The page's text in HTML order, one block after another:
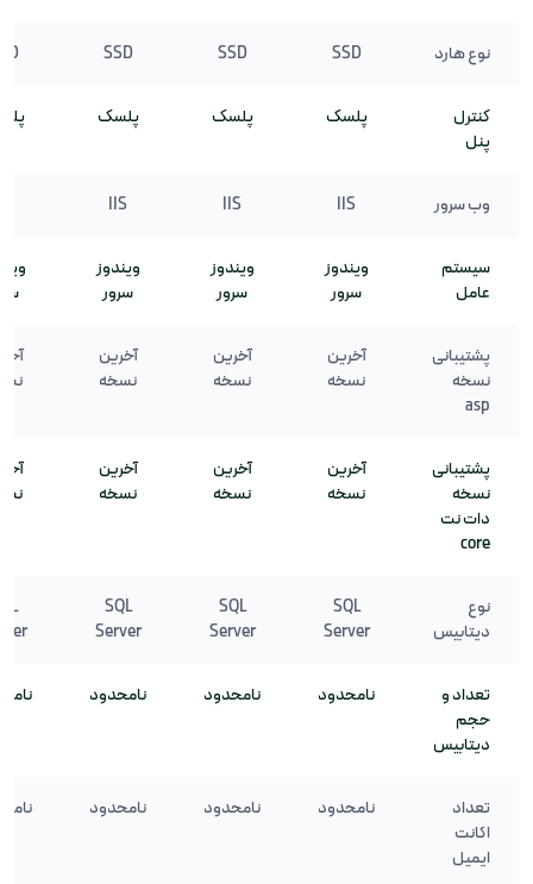
نوع هارد SSD
SSD
SSD
کنترل
پنل
پلسک پلسک پلسک
وب سرور IIS
IIS
IIS
سیستم
عامل
ویندوز
سرور
ویندوز
سرور
ویندوز
سرور
پشتیبانی
نسخه
asp
آخرین
نسخه
آخرین
نسخه
آخرین
نسخه
پشتیبانی
نسخه
دات نت
core
آخرین
نسخه
آخرین
نسخه
آخرین
نسخه
نوع
دیتابیس
SQL
Server
SQL
Server
SQL
Server
تعداد و
حجم
دیتابیس
نامحدود نامحدود نامحدود
تعداد
اکانت
ایمیل
نامحدود نامحدود نامحدود